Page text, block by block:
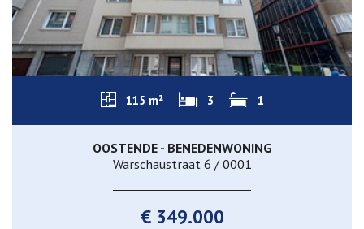
115 m² 3 1
OOSTENDE - BENEDENWONING
Warschaustraat 6 / 0001
€ 349.000